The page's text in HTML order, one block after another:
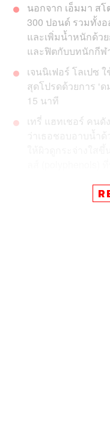
นอกจาก เอ็มมา ส
300 ปอนด์ รวมทั้ง
และเพิ่มน้ำหนักด้ว
และฟิตกับบทนักกีฬ
เจนนิเฟอร์ โลเปซ
สุดโปรดด้วยการ ‘
15 นาที
เทรี่ แฮทเชอร์ คนดั
ด้วยอาชีพที่ขายรูปร่า